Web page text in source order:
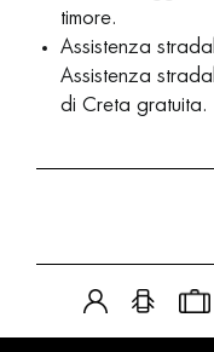
timore.
Assistenza
Assistenza
di Creta gratuita.